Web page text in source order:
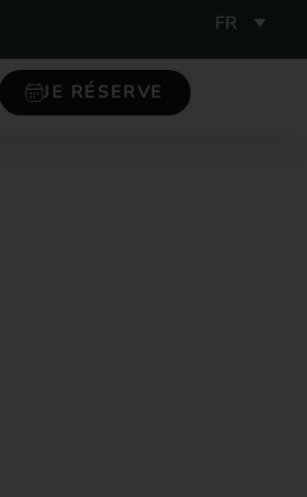
FR
JE RÉSERVE